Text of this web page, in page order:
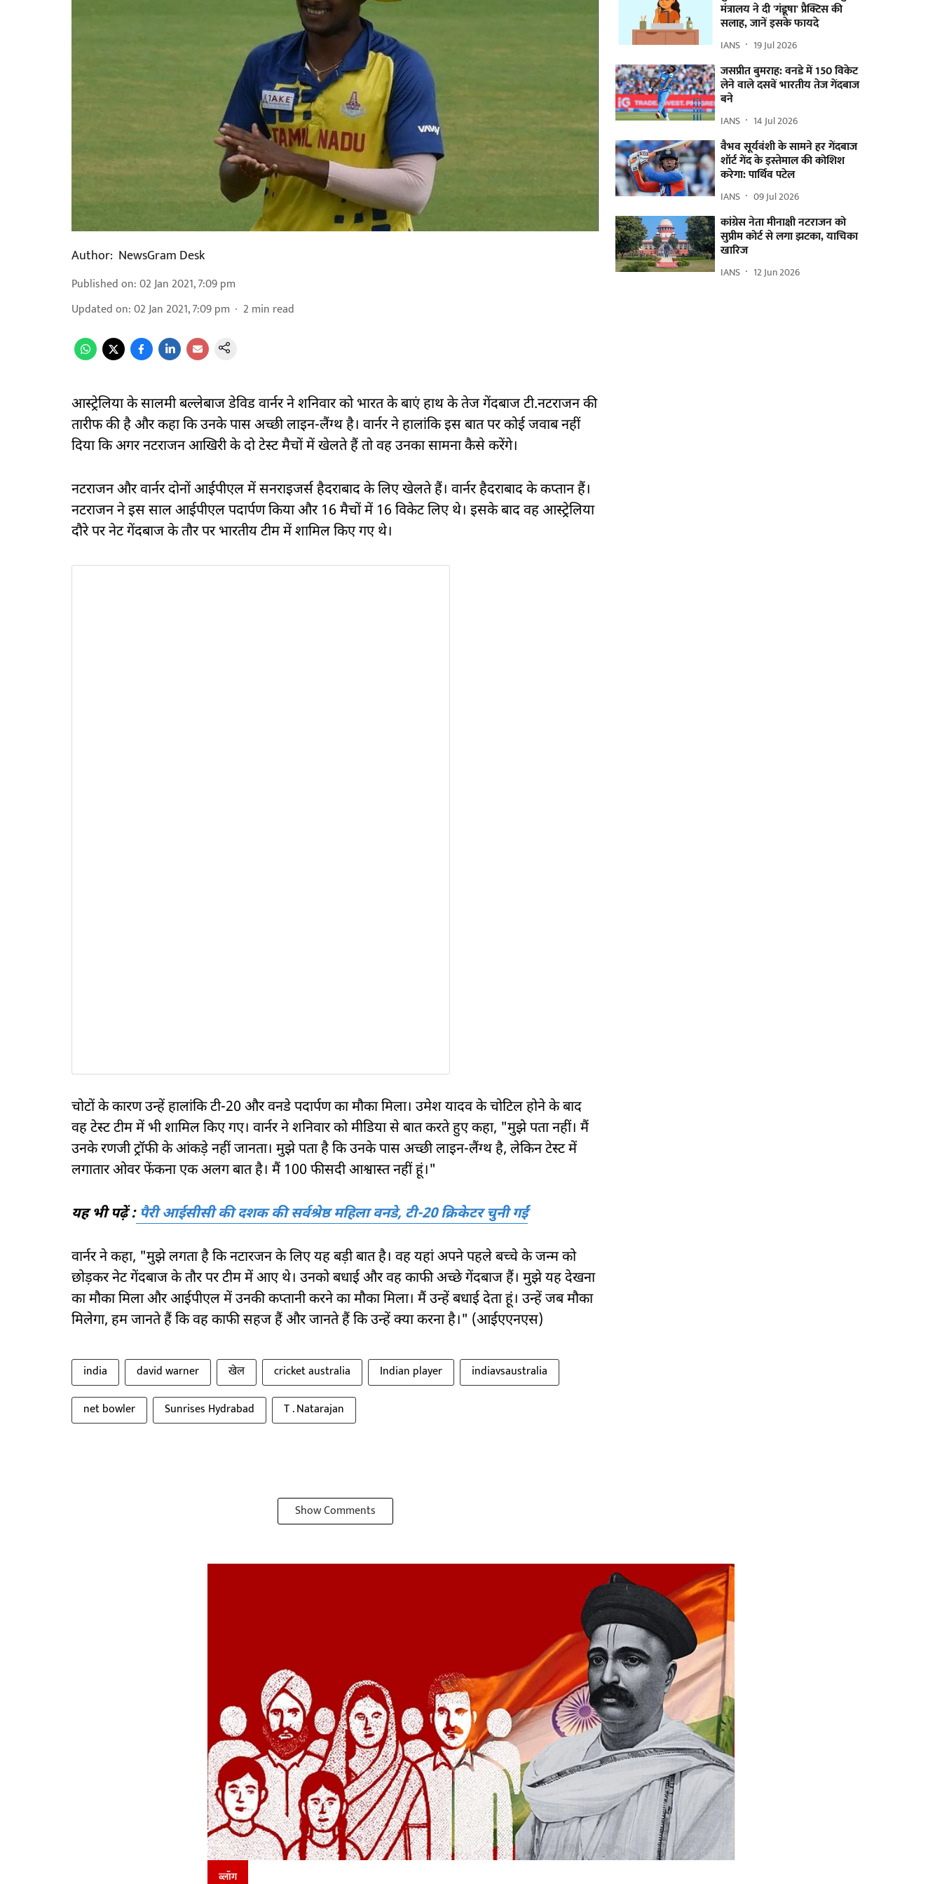
Author: NewsGram Desk
Published on:02 Jan 2021, 7:09 pm
Updated on:02 Jan 2021, 7:09 pm 2 min read
आस्ट्रेलिया के सालमी बल्लेबाज डेविड वार्नर ने शनिवार को भारत के बाएं हाथ के तेज गेंदबाज टी.नटराजन की
तारीफ की है और कहा कि उनके पास अच्छी लाइन-लैंग्थ है। वार्नर ने हालांकि इस बात पर कोई जवाब नहीं
दिया कि अगर नटराजन आखिरी के दो टेस्ट मैचों में खेलते हैं तो वह उनका सामना कैसे करेंगे।
नटराजन और वार्नर दोनों आईपीएल में सनराइजर्स हैदराबाद के लिए खेलते हैं। वार्नर हैदराबाद के कप्तान हैं।
नटराजन ने इस साल आईपीएल पदार्पण किया और 16 मैचों में 16 विकेट लिए थे। इसके बाद वह आस्ट्रेलिया
दौरे पर नेट गेंदबाज के तौर पर भारतीय टीम में शामिल किए गए थे।
चोटों के कारण उन्हें हालांकि टी-20 और वनडे पदार्पण का मौका मिला। उमेश यादव के चोटिल होने के बाद
वह टेस्ट टीम में भी शामिल किए गए। वार्नर ने शनिवार को मीडिया से बात करते हुए कहा, "मुझे पता नहीं। मैं
उनके रणजी ट्रॉफी के आंकड़े नहीं जानता। मुझे पता है कि उनके पास अच्छी लाइन-लैंग्थ है, लेकिन टेस्ट में
लगातार ओवर फेंकना एक अलग बात है। मैं 100 फीसदी आश्वास्त नहीं हूं।"
यह भी पढ़ें :पैरी आईसीसी की दशक की सर्वश्रेष्ठ महिला वनडे, टी-20 क्रिकेटर चुनी गईं
वार्नर ने कहा, "मुझे लगता है कि नटारजन के लिए यह बड़ी बात है। वह यहां अपने पहले बच्चे के जन्म को
छोड़कर नेट गेंदबाज के तौर पर टीम में आए थे। उनको बधाई और वह काफी अच्छे गेंदबाज हैं। मुझे यह देखना
का मौका मिला और आईपीएल में उनकी कप्तानी करने का मौका मिला। मैं उन्हें बधाई देता हूं। उन्हें जब मौका
मिलेगा, हम जानते हैं कि वह काफी सहज हैं और जानते हैं कि उन्हें क्या करना है।" (आईएएनएस)
india david warner खेल cricket australia Indian player
indiavsaustralia
net bowler
Sunrises Hydrabad T . Natarajan
Show Comments
मंत्रालय ने दी 'गंडूषा' प्रैक्टिस की
सलाह, जानें इसके फायदे
IANS 19 Jul 2026
जसप्रीत बुमराह: वनडे में 150 विकेट
लेने वाले दसवें भारतीय तेज गेंदबाज
बने
IANS 14 Jul 2026
वैभव सूर्यवंशी के सामने हर गेंदबाज
शॉर्ट गेंद के इस्तेमाल की कोशिश
करेगा: पार्थिव पटेल
IANS 09 Jul 2026
कांग्रेस नेता मीनाक्षी नटराजन को
सुप्रीम कोर्ट से लगा झटका, याचिका
खारिज
IANS 12 Jun 2026
ब्लॉग